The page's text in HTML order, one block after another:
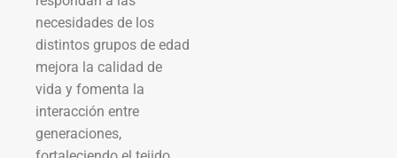
necesidades de los
distintos grupos de edad
mejora la calidad de
vida y fomenta la
interacción entre
generaciones,